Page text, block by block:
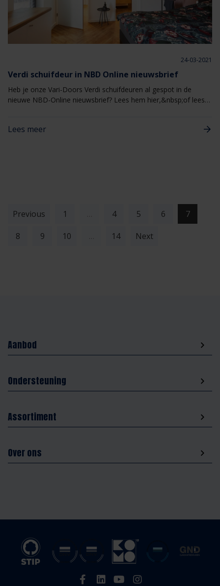
24-03-2021
Verdi schuifdeur in NBD Online nieuwsbrief
Heb je onze Vari-Doors Verdi schuifdeuren al gespot in de
nieuwe NBD-Online nieuwsbrief? Lees hem hier,&nbsp;of lees
Lees meer
Previous 1 … 4 5 6 7
8 9 10 … 14 Next
Aanbod
Ondersteuning
Assortiment
Over ons